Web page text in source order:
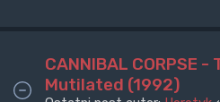
CANNIBAL CORPSE -
Mutilated (1992)